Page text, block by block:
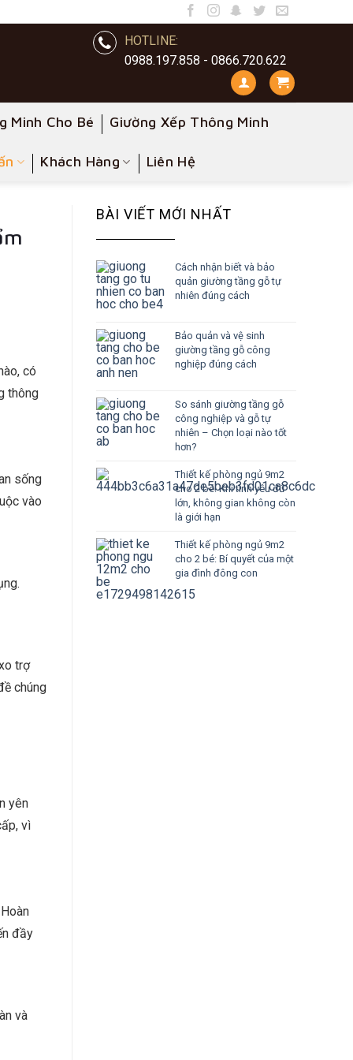
HOTLINE:
0988.197.858 - 0866.720.622
Minh Cho Bé Giường Xếp Thông Minh
Khách Hàng Liên Hệ
có
thông
sống
vào
trợ
chúng
yên
vì
đầy
và
BÀI VIẾT MỚI NHẤT
Cách nhận biết và bảo
quản giường tầng gỗ tự
nhiên đúng cách
Bảo quản và vệ sinh
giường tầng gỗ công
nghiệp đúng cách
So sánh giường tầng gỗ
công nghiệp và gỗ tự
nhiên – Chọn loại nào tốt
hơn?
Thiết kế phòng ngủ 9m2
cho 2 bé: Khi tình yêu đủ
lớn, không gian không còn
là giới hạn
Thiết kế phòng ngủ 9m2
cho 2 bé: Bí quyết của một
gia đình đông con